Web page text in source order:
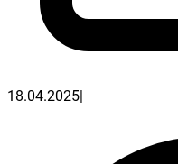
18.04.2025